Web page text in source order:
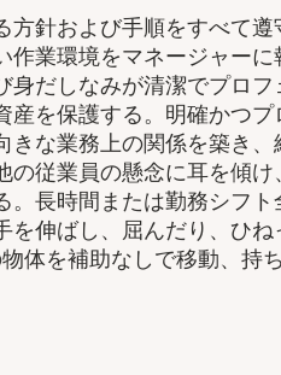
針および手順をすべて
業環境をマネージャー
だしなみが清潔でプロ
産を保護する。明確かつ
な業務上の関係を築き
従業員の懸念に耳を傾
長時間または勤務シフト
伸ばし、屈んだり、ひ
体を補助なしで移動、持